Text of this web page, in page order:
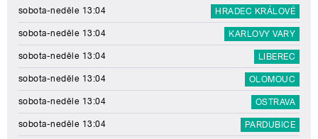
sobota-neděle 13:04 HRADEC KRÁLOVÉ
sobota-neděle 13:04 KARLOVY VARY
sobota-neděle 13:04 LIBEREC
sobota-neděle 13:04 OLOMOUC
sobota-neděle 13:04 OSTRAVA
sobota-neděle 13:04 PARDUBICE